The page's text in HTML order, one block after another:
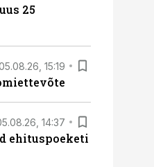
25
15:19
14:37
ehituspoeketi